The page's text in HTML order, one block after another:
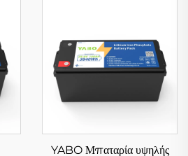
YABO Μπαταρία υψηλής